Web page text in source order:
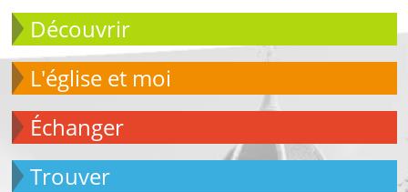
Découvrir
L'église et moi
échanger
Trouver